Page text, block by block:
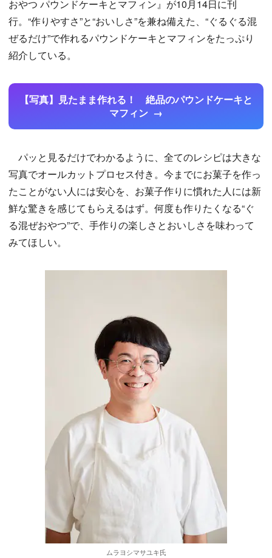
おやつ パウンドケーキとマフィン』が10月14日に刊
行。“作りやすさ”と“おいしさ”を兼ね備えた、“ぐるぐる混
ぜるだけ”で作れるパウンドケーキとマフィンをたっぷり
紹介している。
【写真】見たまま作れる！ 絶品のパウンドケーキと
マフィン
パッと見るだけでわかるように、全てのレシピは大きな
写真でオールカットプロセス付き。今までにお菓子を作っ
たことがない人には安心を、お菓子作りに慣れた人には新
鮮な驚きを感じてもらえるはず。何度も作りたくなる“ぐ
る混ぜおやつ”で、手作りの楽しさとおいしさを味わって
みてほしい。
ムラヨシマサユキ氏